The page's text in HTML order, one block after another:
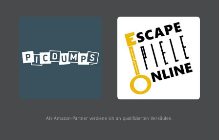
Als Amazon-Partner verdiene ich an qualifizierten Verkäufen.